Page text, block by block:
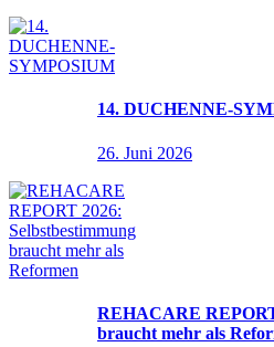
14. DUCHENNE-
26. Juni 2026
REHACARE
braucht mehr als